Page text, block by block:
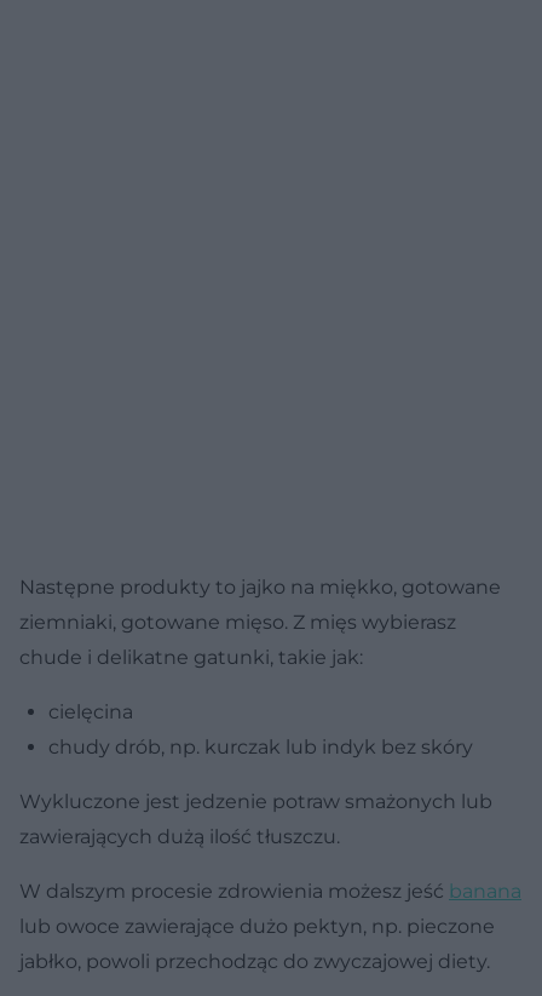
Następne produkty to jajko na miękko, gotowane
ziemniaki, gotowane mięso. Z mięs wybierasz
chude i delikatne gatunki, takie jak:
cielęcina
chudy drób, np. kurczak lub indyk bez skóry
Wykluczone jest jedzenie potraw smażonych lub
zawierających dużą ilość tłuszczu.
W dalszym procesie zdrowienia możesz jeść banana
lub owoce zawierające dużo pektyn, np. pieczone
jabłko, powoli przechodząc do zwyczajowej diety.